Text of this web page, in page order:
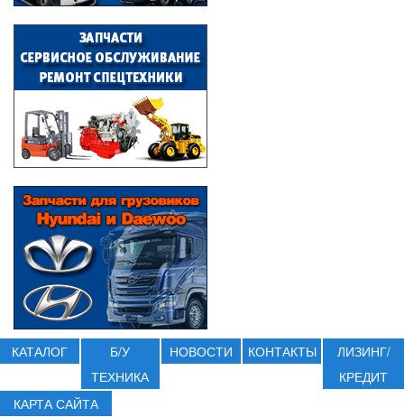
КАТАЛОГ
Б/У
ТЕХНИКА
НОВОСТИ КОНТАКТЫ
ЛИЗИНГ/
КРЕДИТ
КАРТА САЙТА